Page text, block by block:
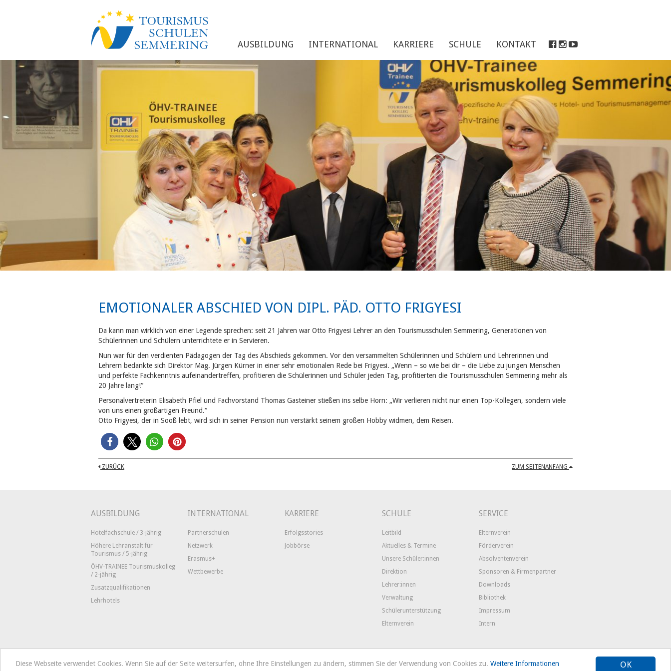
OK
Diese Webseite verwendet Cookies. Wenn Sie auf der Seite weitersurfen, ohne Ihre Einstellungen zu ändern, stimmen Sie der Verwendung von Cookies zu. Weitere Informationen
AUSBILDUNG INTERNATIONAL KARRIERE SCHULE KONTAKT
EMOTIONALER ABSCHIED VON DIPL. PÄD. OTTO FRIGYESI
Da kann man wirklich von einer Legende sprechen: seit 21 Jahren war Otto Frigyesi Lehrer an den Tourismusschulen Semmering, Generationen von
Schülerinnen und Schülern unterrichtete er in Servieren.
Nun war für den verdienten Pädagogen der Tag des Abschieds gekommen. Vor den versammelten Schülerinnen und Schülern und Lehrerinnen und
Lehrern bedankte sich Direktor Mag. Jürgen Kürner in einer sehr emotionalen Rede bei Frigyesi. „Wenn – so wie bei dir – die Liebe zu jungen Menschen
und perfekte Fachkenntnis aufeinandertreffen, profitieren die Schülerinnen und Schüler jeden Tag, profitierten die Tourismusschulen Semmering mehr als
20 Jahre lang!“
Personalvertreterin Elisabeth Pfiel und Fachvorstand Thomas Gasteiner stießen ins selbe Horn: „Wir verlieren nicht nur einen Top-Kollegen, sondern viele
von uns einen großartigen Freund.“
Otto Frigyesi, der in Sooß lebt, wird sich in seiner Pension nun verstärkt seinem großen Hobby widmen, dem Reisen.
ZURÜCK ZUM SEITENANFANG
AUSBILDUNG
Hotelfachschule / 3-jährig
Höhere Lehranstalt für
Tourismus / 5-jährig
ÖHV-TRAINEE Tourismuskolleg
/ 2-jährig
Zusatzqualifikationen
Lehrhotels
INTERNATIONAL
Partnerschulen
Netzwerk
Erasmus+
Wettbewerbe
KARRIERE
Erfolgsstories
Jobbörse
SCHULE
Leitbild
Aktuelles & Termine
Unsere Schüler:innen
Direktion
Lehrer:innen
Verwaltung
Schülerunterstützung
Elternverein
SERVICE
Elternverein
Förderverein
Absolventenverein
Sponsoren & Firmenpartner
Downloads
Bibliothek
Impressum
Intern
Tourismusschulen Semmering Hochstraße 37 A-2680 Semmering Tel. +43 2664/8192